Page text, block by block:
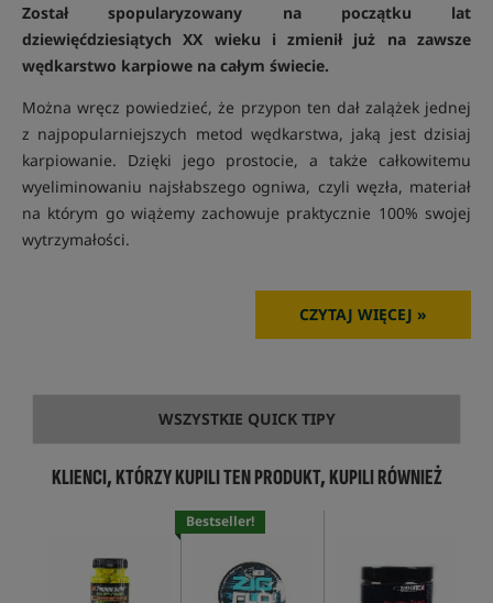
Został spopularyzowany na początku lat
dziewięćdziesiątych XX wieku i zmienił już na zawsze
wędkarstwo karpiowe na całym świecie.
Można wręcz powiedzieć, że przypon ten dał zalążek jednej
z najpopularniejszych metod wędkarstwa, jaką jest dzisiaj
karpiowanie. Dzięki jego prostocie, a także całkowitemu
wyeliminowaniu najsłabszego ogniwa, czyli węzła, materiał
na którym go wiążemy zachowuje praktycznie 100% swojej
wytrzymałości.
CZYTAJ WIĘCEJ »
WSZYSTKIE QUICK TIPY
KLIENCI, KTÓRZY KUPILI TEN PRODUKT, KUPILI RÓWNIEŻ
Bestseller!